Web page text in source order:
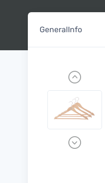
GeneralInfo
Previous
Next